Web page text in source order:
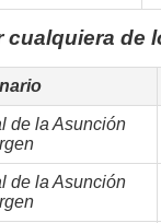
cualquiera de
de la Asunción
de la Asunción